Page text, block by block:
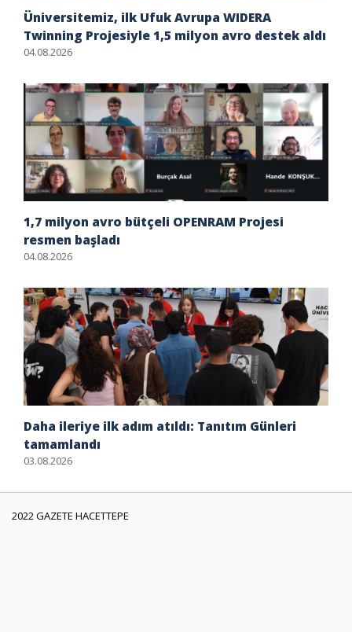
Üniversitemiz, ilk Ufuk Avrupa WIDERA
Twinning Projesiyle 1,5 milyon avro destek aldı
04.08.2026
1,7 milyon avro bütçeli OPENRAM Projesi
resmen başladı
04.08.2026
Daha ileriye ilk adım atıldı: Tanıtım Günleri
tamamlandı
03.08.2026
2022 GAZETE HACETTEPE